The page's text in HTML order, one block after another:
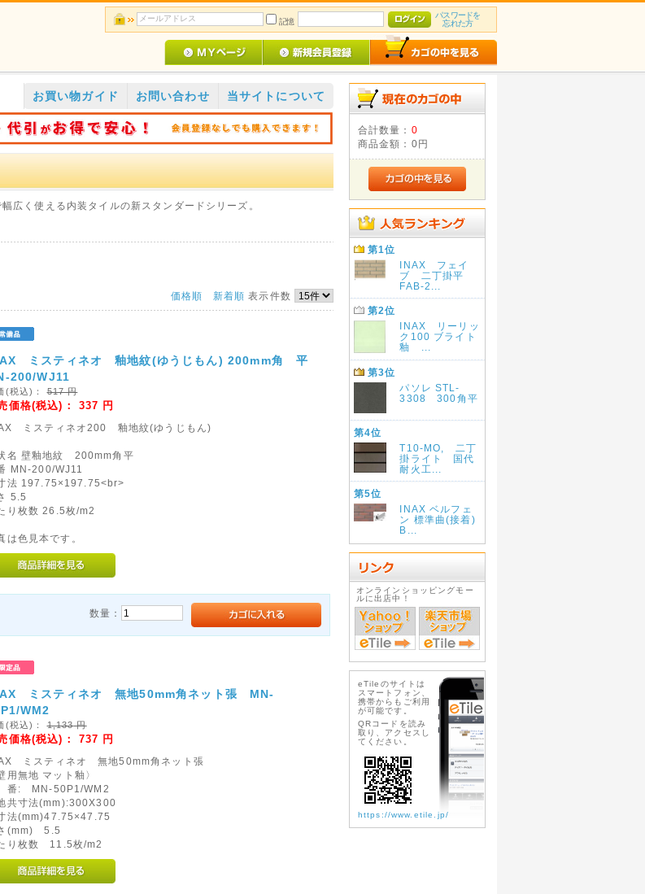
記憶
パスワードを
忘れた方
お買い物ガイド お問い合わせ 当サイトについて
広く使える内装タイルの新スタンダードシリーズ。
価格順 新着順 表示件数
ミスティネオ 釉地紋(ゆうじもん) 200mm角 平
WJ11
(税込)：517円
価格(税込)： 337 円
ミスティネオ200 釉地紋(ゆうじもん)
名 壁釉地紋 200mm角平
MN‐200/WJ11
法 197.75×197.75<br>
5.5
り枚数 26.5枚/m2
は色見本です。
数量：
ミスティネオ 無地50mm角ネット張 MN-
WM2
(税込)：1,133円
価格(税込)： 737 円
ミスティネオ 無地50mm角ネット張
壁用無地 マット釉〉
番: MN-50P1/WM2
共寸法(mm):300X300
法(mm)47.75×47.75
(mm) 5.5
り枚数 11.5枚/m2
合計数量： 0
商品金額： 0円
第1位
INAX フェイ
ブ 二丁掛平
FAB-2...
第2位
INAX リーリッ
ク100 ブライト
釉 ...
第3位
パソレ STL-
3308 300角平
第4位
T10-MO, 二丁
掛ライト 国代
耐火工...
第5位
INAX ベルフェ
ン 標準曲(接着)
B...
オンラインショッピングモー
ルに出店中！
eTileのサイトは
スマートフォン、
携帯からもご利用
が可能です。
QRコードを読み
取り、アクセスし
てください。
https://www.etile.jp/